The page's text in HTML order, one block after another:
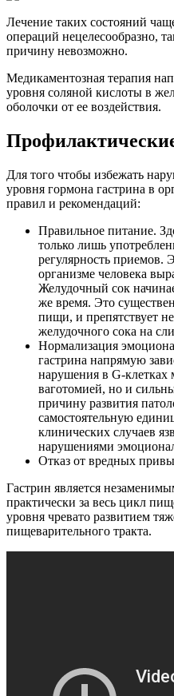
Лечение таких состояний
операций нецелесообразно,
причину невозможно.
Медикаментозная терапия
уровня соляной кислоты в
оболочки от ее воздействия.
Для того чтобы избежать
уровня гормона гастрина в
правил и рекомендаций:
Правильное питание.
только лишь
регулярность приемов.
организме человека
Желудочный сок
же время. Это
пищи, и препятствует
желудочного сока на
Нормализация
гастрина напрямую
нарушения в G-клетках
ваготомией, но и
причину развития
самостоятельную
клинических случаев
нарушениями
Отказ от вредных
Гастрин является
практически за весь цикл
уровня чревато развитием
пищеварительного тракта.